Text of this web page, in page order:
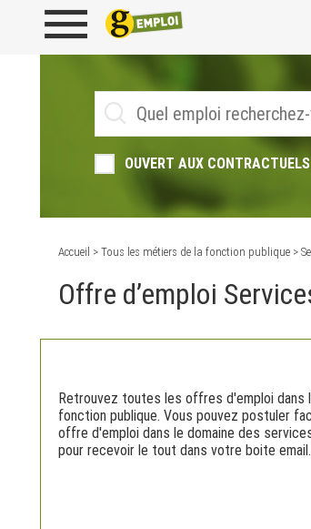
OUVERT AUX CONTRACTUELS
Accueil > Tous les métiers de la fonction publique >
Offre d’emploi
Retrouvez toutes les offres d'emploi dans
fonction publique. Vous pouvez postuler
offre d'emploi dans le domaine des
pour recevoir le tout dans votre boite email.